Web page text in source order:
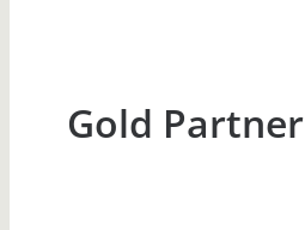
Gold Partner